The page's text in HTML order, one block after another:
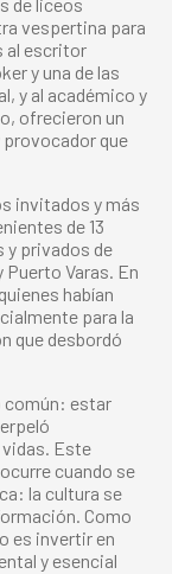
de liceos
vespertina para
al escritor
y una de las
y al académico y
ofrecieron un
que
invitados y más
de 13
y privados de
Puerto Varas. En
habían
para la
que desbordó
común: estar
Este
cuando se
la cultura se
Como
es invertir en
y esencial